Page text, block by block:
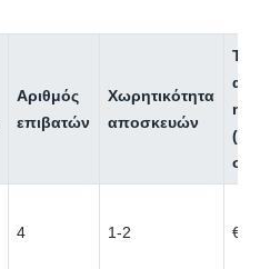
Αριθμός
επιβατών
Χωρητικότητα
αποσκευών
4 1-2 €24